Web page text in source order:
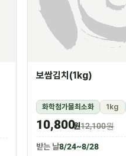
보쌈김치(1kg)
화학첨가물최소화 1kg
10,800원12,100원
받는 날8/24~8/28